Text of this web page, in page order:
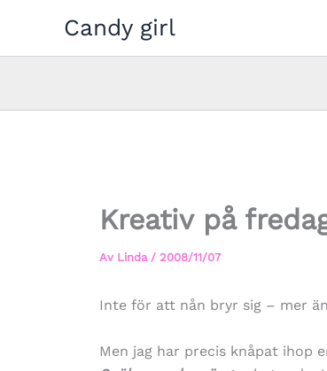
innehåll
Candy girl
Kreativ på
Av Linda / 2008/11/07
Inte för att nån bryr sig – mer
Men jag har precis knåpat ihop